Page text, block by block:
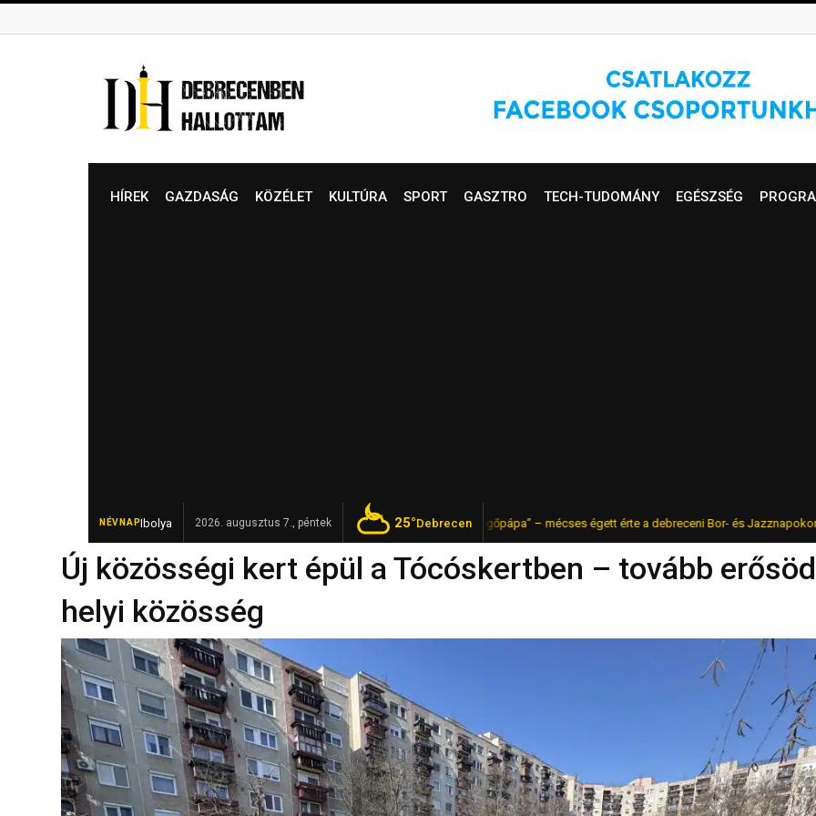
to
HÍREK GAZDASÁG KÖZÉLET KULTÚRA SPORT GASZTRO TECH-TUDOMÁNY EGÉSZSÉG
NÉVNAPIbolya 2026. augusztus 7., péntek 25°Debrecen
FRISSElhunyt Garamvári Vencel, a magyar „pezsgőpápa” – mécses égett érte a debreceni Bor- és Jazznapokon FRISS
Új közösségi kert épül a Tócóskertben – tovább
helyi közösség